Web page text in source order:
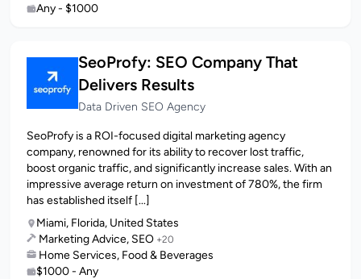
Any - $1000
SeoProfy: SEO Company That
Delivers Results
Data Driven SEO Agency
SeoProfy is a ROI-focused digital marketing agency
company, renowned for its ability to recover lost traffic,
boost organic traffic, and significantly increase sales. With an
impressive average return on investment of 780%, the firm
has established itself [...]
Miami, Florida, United States
Marketing Advice, SEO +20
Home Services, Food & Beverages
$1000 - Any